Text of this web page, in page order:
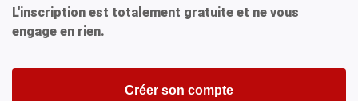
L'inscription est totalement gratuite et ne vous
engage en rien.
Créer son compte